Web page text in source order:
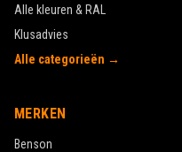
Alle kleuren & RAL
Klusadvies
Alle categorieën →
MERKEN
Benson